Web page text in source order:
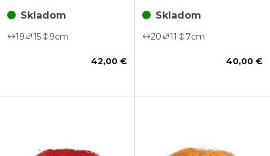
Skladom
19 15 9cm
42,00 €
Skladom
20 11 7cm
40,00 €